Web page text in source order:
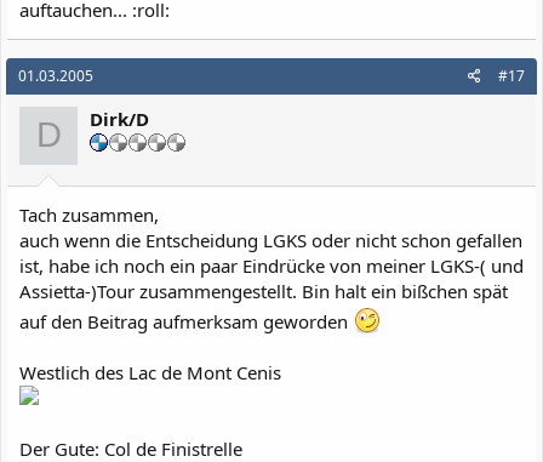
auftauchen... :roll:
01.03.2005 #17
D Dirk/D
Tach zusammen,
auch wenn die Entscheidung LGKS oder nicht schon gefallen
ist, habe ich noch ein paar Eindrücke von meiner LGKS-( und
Assietta-)Tour zusammengestellt. Bin halt ein bißchen spät
auf den Beitrag aufmerksam geworden
Westlich des Lac de Mont Cenis
Der Gute: Col de Finistrelle